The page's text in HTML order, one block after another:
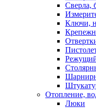
Сверла,
Ключи,
Отопление,
Люки